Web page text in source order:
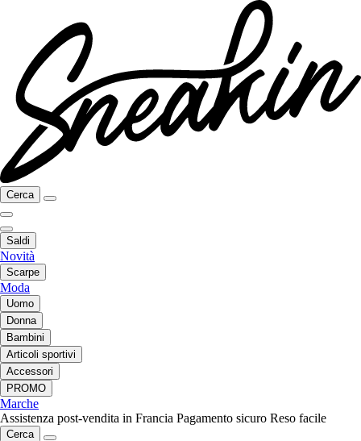
Cerca
Saldi
Novità
Scarpe
Moda
Uomo
Donna
Bambini
Articoli sportivi
Accessori
PROMO
Marche
Assistenza post-vendita in Francia Pagamento sicuro Reso facile
Cerca